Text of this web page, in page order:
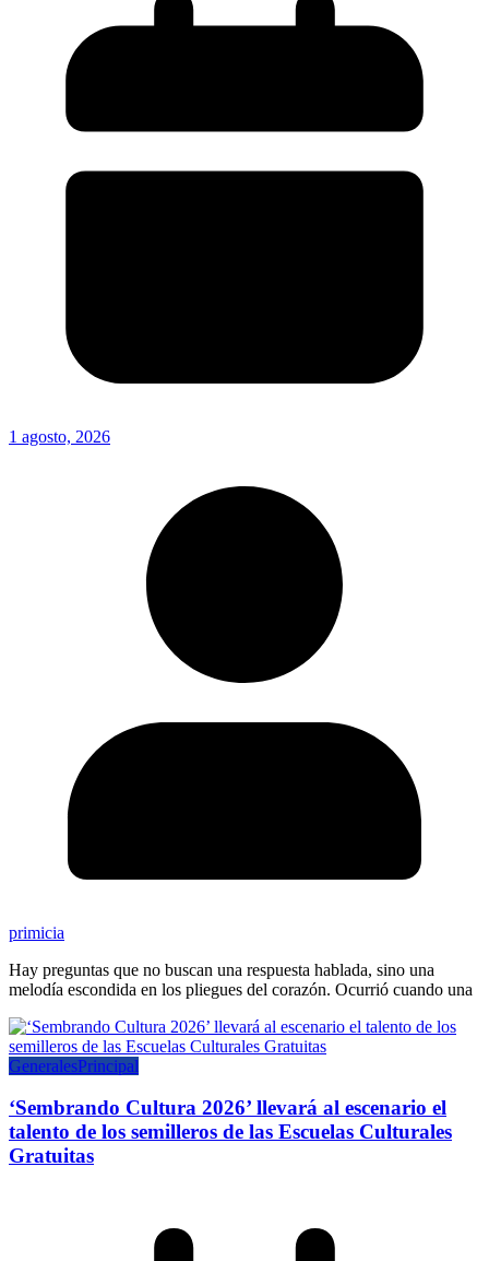
1 agosto, 2026
primicia
Hay preguntas que no buscan una respuesta hablada, sino una
melodía escondida en los pliegues del corazón. Ocurrió cuando una
GeneralesPrincipal
‘Sembrando Cultura 2026’ llevará al escenario el
talento de los semilleros de las Escuelas Culturales
Gratuitas